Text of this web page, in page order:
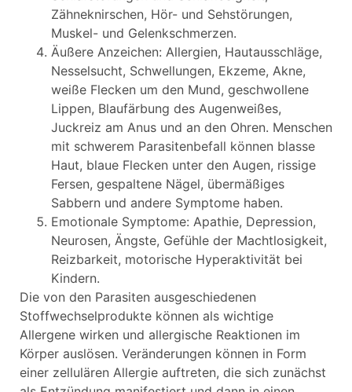
Zähneknirschen, Hör- und Sehstörungen,
Muskel- und Gelenkschmerzen.
Äußere Anzeichen: Allergien, Hautausschläge,
Nesselsucht, Schwellungen, Ekzeme, Akne,
weiße Flecken um den Mund, geschwollene
Lippen, Blaufärbung des Augenweißes,
Juckreiz am Anus und an den Ohren. Menschen
mit schwerem Parasitenbefall können blasse
Haut, blaue Flecken unter den Augen, rissige
Fersen, gespaltene Nägel, übermäßiges
Sabbern und andere Symptome haben.
Emotionale Symptome: Apathie, Depression,
Neurosen, Ängste, Gefühle der Machtlosigkeit,
Reizbarkeit, motorische Hyperaktivität bei
Kindern.
Die von den Parasiten ausgeschiedenen
Stoffwechselprodukte können als wichtige
Allergene wirken und allergische Reaktionen im
Körper auslösen. Veränderungen können in Form
einer zellulären Allergie auftreten, die sich zunächst